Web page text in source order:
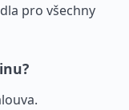
pro všechny